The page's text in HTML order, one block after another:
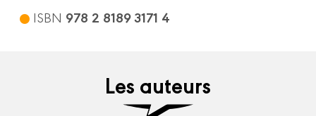
ISBN 978 2 8189 3171 4
Les auteurs